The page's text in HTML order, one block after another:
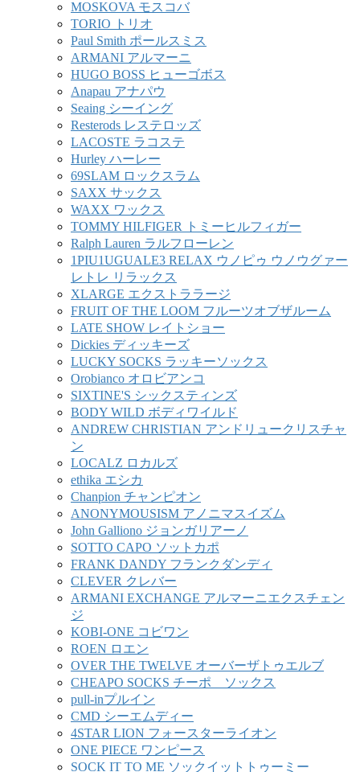
MOSKOVA モスコバ
TORIO トリオ
Paul Smith ポールスミス
ARMANI アルマーニ
HUGO BOSS ヒューゴボス
Anapau アナパウ
Seaing シーイング
Resterods レステロッズ
LACOSTE ラコステ
Hurley ハーレー
69SLAM ロックスラム
SAXX サックス
WAXX ワックス
TOMMY HILFIGER トミーヒルフィガー
Ralph Lauren ラルフローレン
1PIU1UGUALE3 RELAX ウノピゥ ウノウグァー
レトレ リラックス
XLARGE エクストララージ
FRUIT OF THE LOOM フルーツオブザルーム
LATE SHOW レイトショー
Dickies ディッキーズ
LUCKY SOCKS ラッキーソックス
Orobianco オロビアンコ
SIXTINE'S シックスティンズ
BODY WILD ボディワイルド
ANDREW CHRISTIAN アンドリュークリスチャ
ン
LOCALZ ロカルズ
ethika エシカ
Chanpion チャンピオン
ANONYMOUSISM アノニマスイズム
John Galliono ジョンガリアーノ
SOTTO CAPO ソットカポ
FRANK DANDY フランクダンディ
CLEVER クレバー
ARMANI EXCHANGE アルマーニエクスチェン
ジ
KOBI-ONE コビワン
ROEN ロエン
OVER THE TWELVE オーバーザトゥエルブ
CHEAPO SOCKS チーポ ソックス
pull-inプルイン
CMD シーエムディー
4STAR LION フォースターライオン
ONE PIECE ワンピース
SOCK IT TO ME ソックイットトゥーミー